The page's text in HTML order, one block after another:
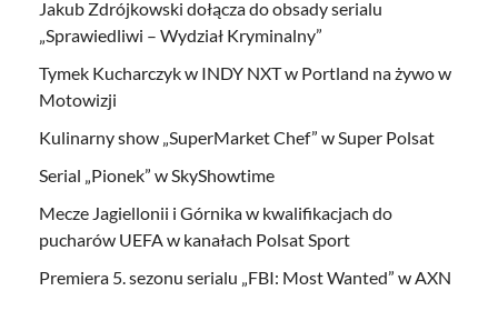
Jakub Zdrójkowski dołącza do obsady serialu
„Sprawiedliwi – Wydział Kryminalny”
Tymek Kucharczyk w INDY NXT w Portland na żywo w
Motowizji
Kulinarny show „SuperMarket Chef” w Super Polsat
Serial „Pionek” w SkyShowtime
Mecze Jagiellonii i Górnika w kwalifikacjach do
pucharów UEFA w kanałach Polsat Sport
Premiera 5. sezonu serialu „FBI: Most Wanted” w AXN